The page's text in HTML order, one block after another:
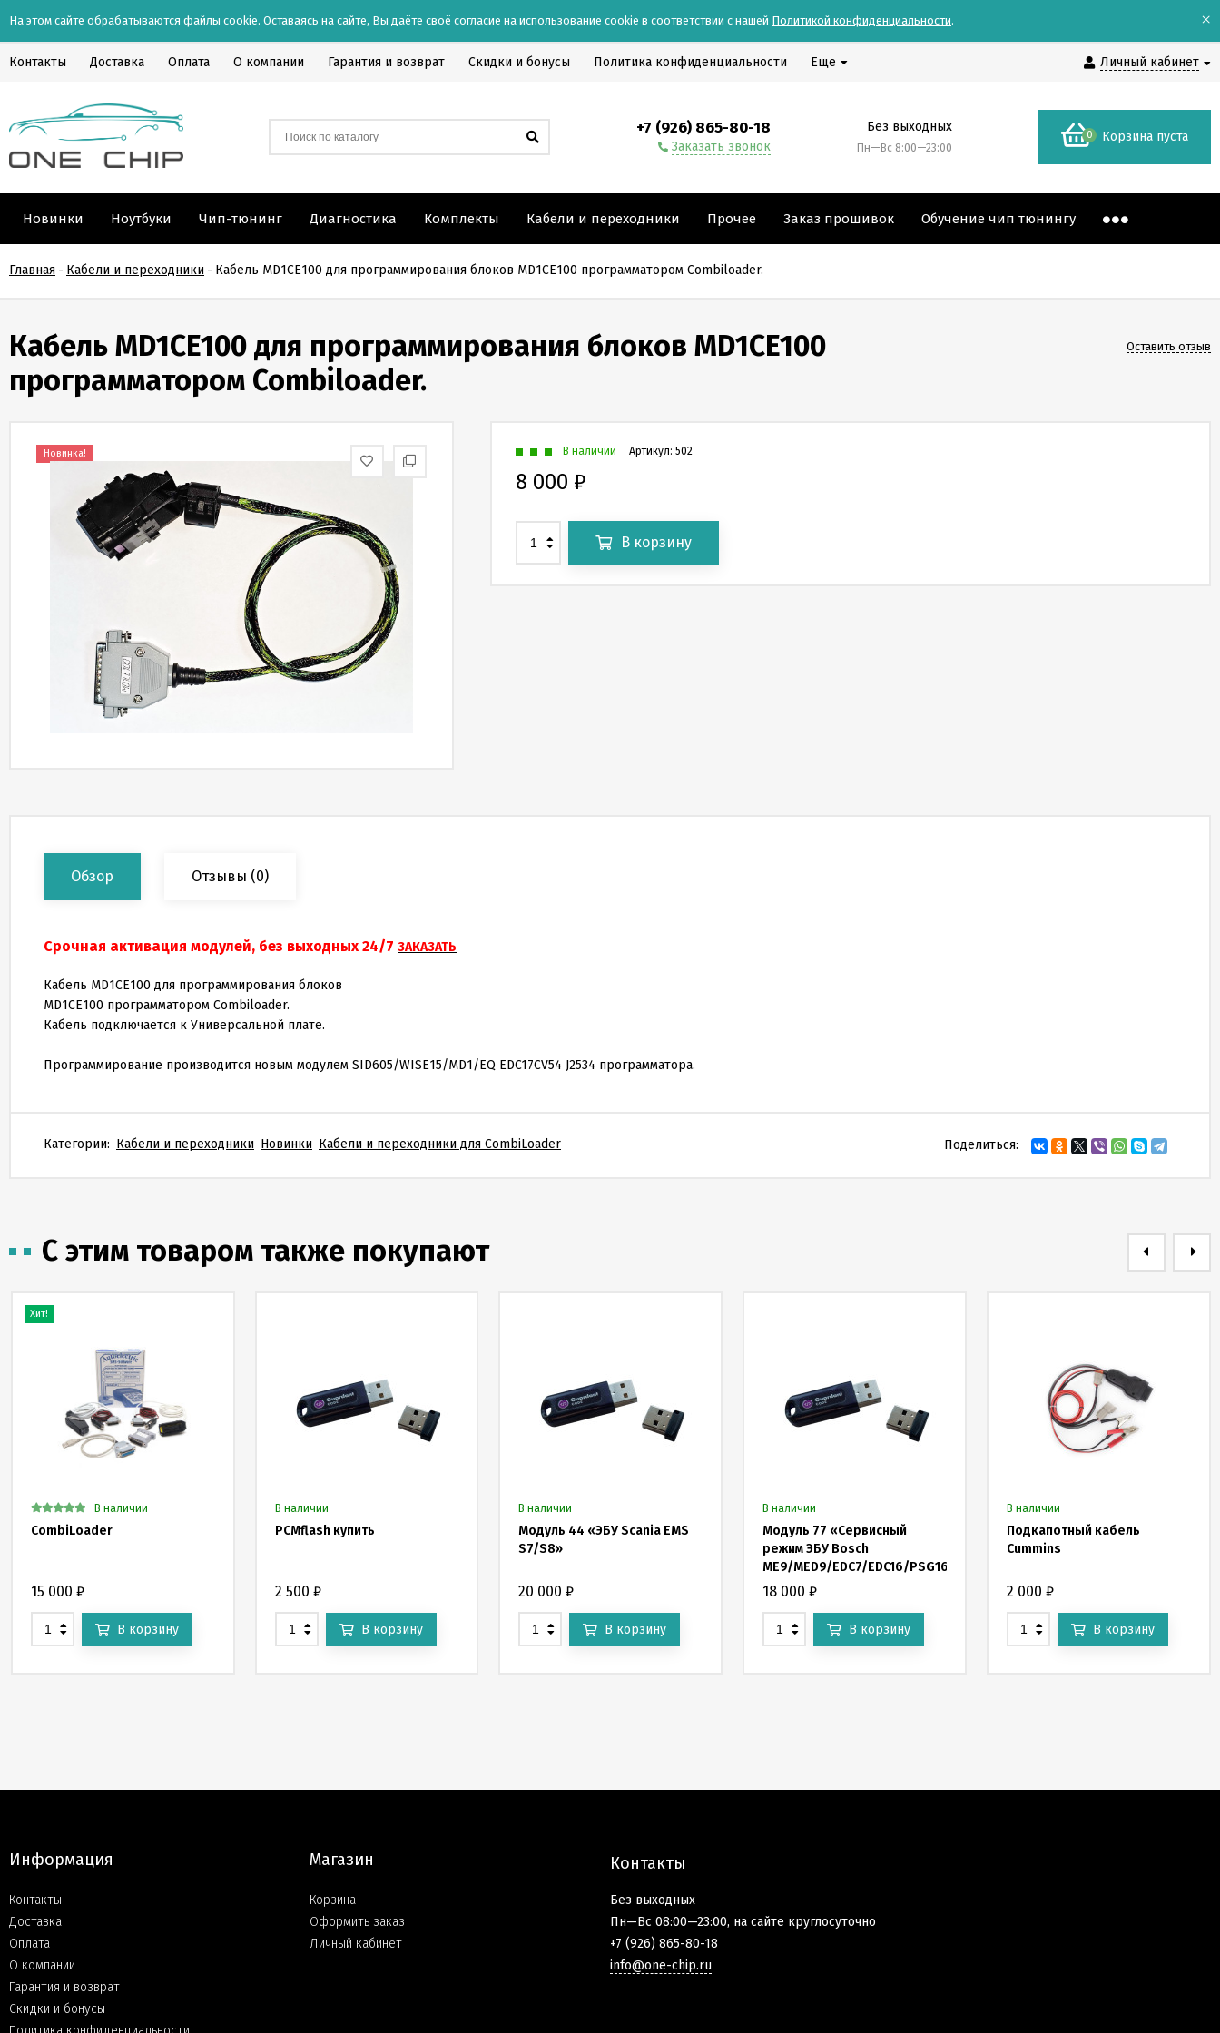
На этом сайте обрабатываются файлы cookie. Оставаясь на сайте, Вы даёте своё согласие на использование cookie в соответствии с нашей Политикой конфиденциальности. ×
Личный кабинет
Контакты Доставка Оплата О компании Гарантия и возврат Скидки и бонусы Политика конфиденциальности Еще
+7 (926) 865-80-18
Заказать звонок
Без выходных
Пн—Вс 8:00—23:00
0 Корзина пуста
Новинки Ноутбуки Чип-тюнинг Диагностика Комплекты Кабели и переходники Прочее Заказ прошивок Обучение чип тюнингу
Главная - Кабели и переходники - Кабель MD1CE100 для программирования блоков MD1CE100 программатором Combiloader.
Кабель MD1CE100 для программирования блоков MD1CE100
программатором Combiloader.
Оставить отзыв
Новинка! Артикул: 502
В наличии
8 000 ₽
В корзину
Обзор Отзывы (0)
Срочная активация модулей, без выходных 24/7 ЗАКАЗАТЬ
Кабель MD1CE100 для программирования блоков
MD1CE100 программатором Combiloader.
Кабель подключается к Универсальной плате.
Программирование производится новым модулем SID605/WISE15/MD1/EQ EDC17CV54 J2534 программатора.
Поделиться:
Категории: Кабели и переходники Новинки Кабели и переходники для CombiLoader
С этим товаром также покупают
Хит!
В наличии
CombiLoader
15 000 ₽
В корзину
В наличии
PCMflash купить
2 500 ₽
В корзину
В наличии
Модуль 44 «ЭБУ Scania EMS
S7/S8»
20 000₽
В корзину
В наличии
Модуль 77 «Сервисный
режим ЭБУ Bosch
ME9/MED9/EDC7/EDC16/PSG16/TCU»
18 000₽
В корзину
В наличии
Подкапотный кабель
Cummins
2 000 ₽
В корзину
Информация
Контакты
Доставка
Оплата
О компании
Гарантия и возврат
Скидки и бонусы
Магазин
Корзина
Оформить заказ
Личный кабинет
Контакты
Без выходных
Пн—Вс 08:00—23:00, на сайте круглосуточно
+7 (926) 865-80-18
info@one-chip.ru